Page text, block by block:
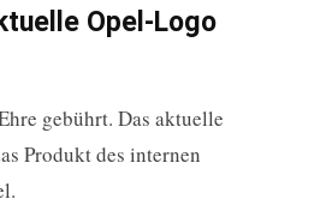
Opel-Logo
gebührt. Das aktuelle
Produkt des internen